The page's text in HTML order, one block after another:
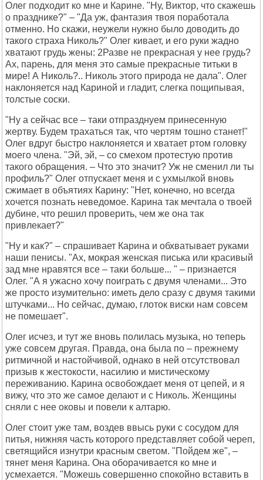
Олег подходит ко мне и Карине. "Ну, Виктор, что скажешь
о празднике?" – "Да уж, фантазия твоя поработала
отменно. Но скажи, неужели нужно было доводить до
такого страха Николь?" Олег кивает, и его руки жадно
хватают грудь жены: 2Разве не прекрасная у нее грудь?
Ах, парень, для меня это самые прекрасные титьки в
мире! А Николь?.. Николь этого природа не дала". Олег
наклоняется над Кариной и гладит, слегка пощипывая,
толстые соски.
"Ну а сейчас все – таки отпразднуем принесенную
жертву. Будем трахаться так, что чертям тошно станет!"
Олег вдруг быстро наклоняется и хватает ртом головку
моего члена. "Эй, эй, – со смехом протестую против
такого обращения. – Что это значит? Уж не сменил ли ты
профиль?" Олег отпускает меня и с ухмылкой вновь
сжимает в объятиях Карину: "Нет, конечно, но всегда
хочется познать неведомое. Карина так мечтала о твоей
дубине, что решил проверить, чем же она так
привлекает?"
"Ну и как?" – спрашивает Карина и обхватывает руками
наши пенисы. "Ах, мокрая женская писька или красивый
зад мне нравятся все – таки больше... " – признается
Олег. "А я ужасно хочу поиграть с двумя членами... Это
же просто изумительно: иметь дело сразу с двумя такими
штучками... Но сейчас, думаю, глоток виски нам совсем
не помешает".
Олег исчез, и тут же вновь полилась музыка, но теперь
уже совсем другая. Правда, она была по – прежнему
ритмичной и настойчивой, однако в ней отсутствовал
призыв к жестокости, насилию и мистическому
переживанию. Карина освобождает меня от цепей, и я
вижу, что это же самое делают и с Николь. Женщины
сняли с нее оковы и повели к алтарю.
Олег стоит уже там, воздев ввысь руки с сосудом для
питья, нижняя часть которого представляет собой череп,
светящийся изнутри красным светом. "Пойдем же", –
тянет меня Карина. Она оборачивается ко мне и
усмехается. "Можешь совершенно спокойно вставить в